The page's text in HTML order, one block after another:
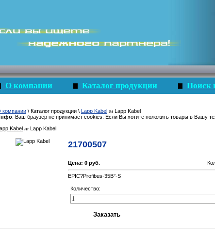
О компании Каталог продукции Поиск
компании \ Каталог продукции \ Lapp Kabel
Lapp Kabel
: Ваш браузер не принимает cookies. Если Вы хотите положить товары в Вашу
Kabel
Lapp Kabel
21700507
Цена: 0 руб.
EPIC?Profibus-35В°-S
Количество: